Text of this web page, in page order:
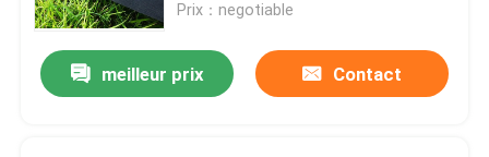
Prix：negotiable
meilleur prix Contact